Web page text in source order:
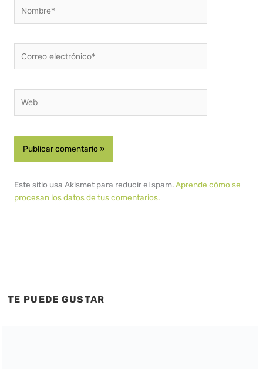
electrónico*
Este sitio usa Akismet para reducir el spam.Aprende cómo se
procesan los datos de tus comentarios.
TE PUEDE GUSTAR